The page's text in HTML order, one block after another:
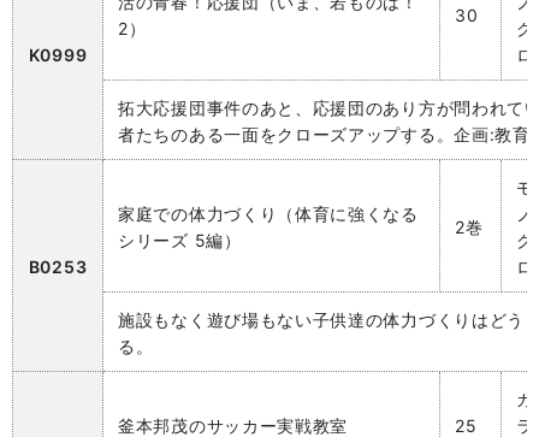
K0999
2）
30
ク
ロ
拓大応援団事件のあと、応援団のあり方が問われて
者たちのある一面をクローズアップする。企画:教育
B0253
家庭での体力づくり（体育に強くなる
シリーズ 5編）
2巻
モ
ノ
ク
ロ
施設もなく遊び場もない子供達の体力づくりはどう
る。
釜本邦茂のサッカー実戦教室 25
カ
ラ